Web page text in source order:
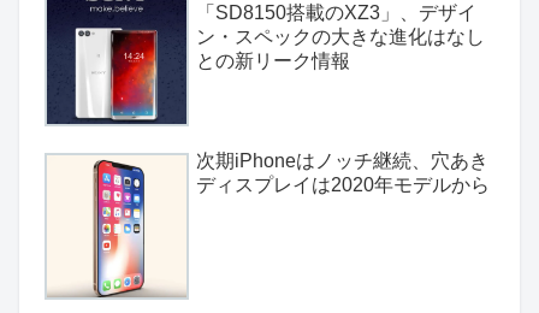
「SD8150搭載のXZ3」、デザイ
ン・スペックの大きな進化はなし
との新リーク情報
次期iPhoneはノッチ継続、穴あき
ディスプレイは2020年モデルから